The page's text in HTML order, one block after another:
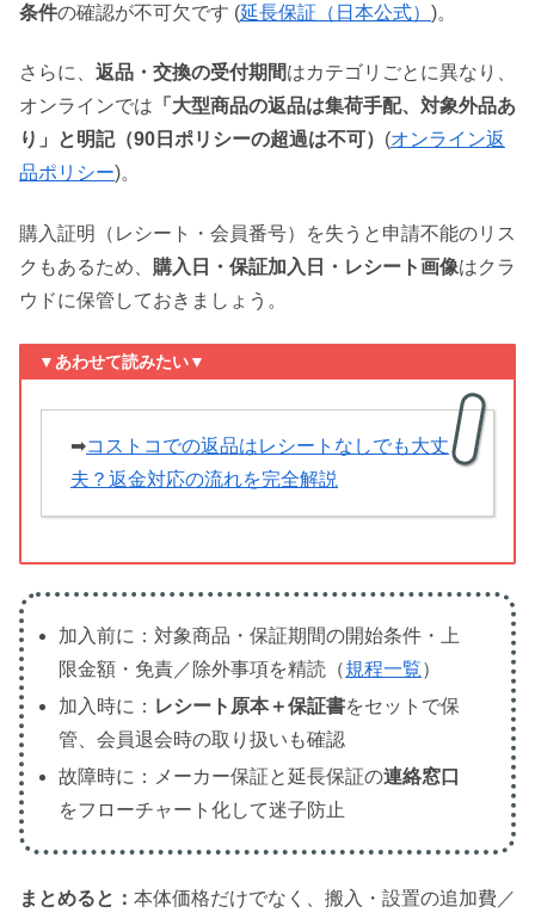
条件の確認が不可欠です (延長保証（日本公式） )。
さらに、 返品・交換の受付期間はカテゴリごとに異なり、
オンラインでは 「大型商品の返品は集荷手配、対象外品あ
り」と明記（90日ポリシーの超過は不可） (オンライン返
品ポリシー)。
購入証明（レシート・会員番号）を失うと申請不能のリス
クもあるため、 購入日・保証加入日・レシート画像はクラ
ウドに保管しておきましょう。
▼ あわせて読みたい▼
➡コストコでの返品はレシートなしでも大丈
夫？返金対応の流れを完全解説
加入前に：対象商品・保証期間の開始条件・上
限金額・免責／除外事項を精読（規程一覧）
加入時に： レシート原本＋保証書をセットで保
管、会員退会時の取り扱いも確認
故障時に：メーカー保証と延長保証の連絡窓口
をフローチャート化して迷子防止
まとめると： 本体価格だけでなく、搬入・設置の追加費／